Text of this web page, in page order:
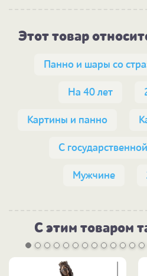
Этот товар
Панно и шары со
На 40 лет
Картины и панно
С
Мужчине
С этим товаром